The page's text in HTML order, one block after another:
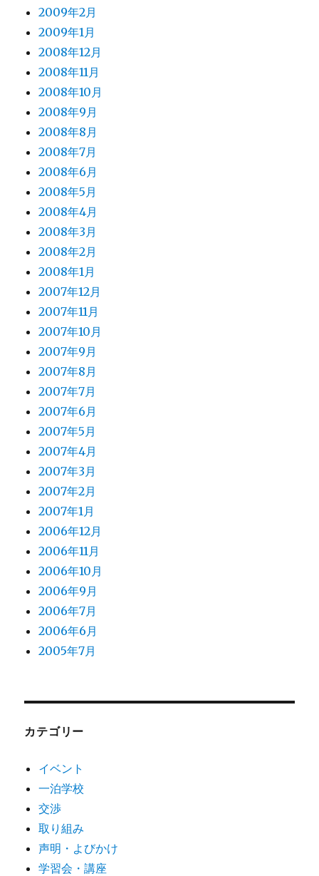
2009年2月
2009年1月
2008年12月
2008年11月
2008年10月
2008年9月
2008年8月
2008年7月
2008年6月
2008年5月
2008年4月
2008年3月
2008年2月
2008年1月
2007年12月
2007年11月
2007年10月
2007年9月
2007年8月
2007年7月
2007年6月
2007年5月
2007年4月
2007年3月
2007年2月
2007年1月
2006年12月
2006年11月
2006年10月
2006年9月
2006年7月
2006年6月
2005年7月
カテゴリー
イベント
一泊学校
交渉
取り組み
声明・よびかけ
学習会・講座